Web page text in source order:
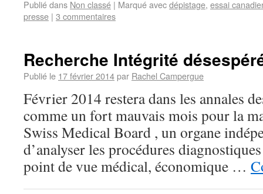
Publié dans Non classé | Marqué avecdépistage, essai
presse | 3 commentaires
Recherche Intégrité
Publié le 17 février 2014par Rachel Campergue
Février 2014 restera dans les annales
comme un fort mauvais mois pour la
Swiss Medical Board , un organe
d’analyser les procédures
point de vue médical, économique …